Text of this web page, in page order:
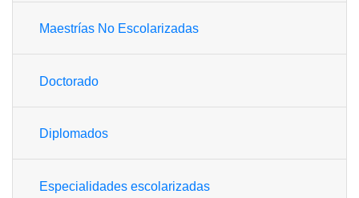
Maestrías No Escolarizadas
Doctorado
Diplomados
Especialidades escolarizadas